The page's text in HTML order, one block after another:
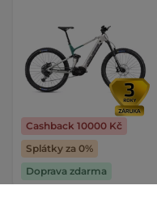
Cashback 10000 Kč
Splátky za 0%
Doprava zdarma